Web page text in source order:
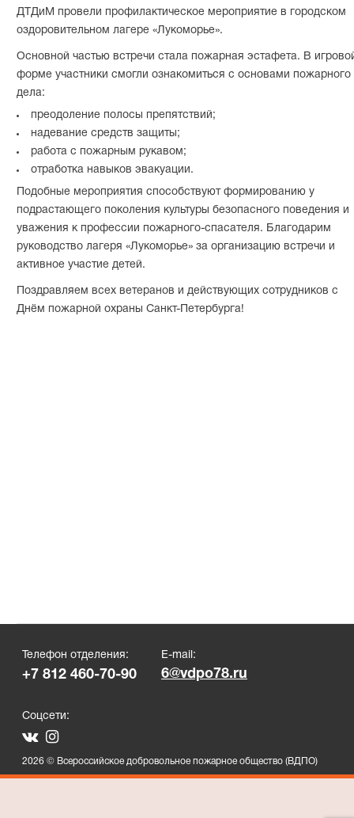
ДТДиМ провели профилактическое мероприятие в городском
оздоровительном лагере «Лукоморье».
Основной частью встречи стала пожарная эстафета. В
форме участники смогли ознакомиться с основами пожарного
дела:
преодоление полосы препятствий;
надевание средств защиты;
работа с пожарным рукавом;
отработка навыков эвакуации.
Подобные мероприятия способствуют формированию у
подрастающего поколения культуры безопасного поведения и
уважения к профессии пожарного-спасателя. Благодарим
руководство лагеря «Лукоморье» за организацию встречи и
активное участие детей.
Поздравляем всех ветеранов и действующих сотрудников с
Днём пожарной охраны Санкт-Петербурга!
2026 © Всероссийское добровольное пожарное общество (ВДПО)
Телефон отделения:
+7 812 460-70-90
E-mail:
6@vdpo78.ru
Соцсети: